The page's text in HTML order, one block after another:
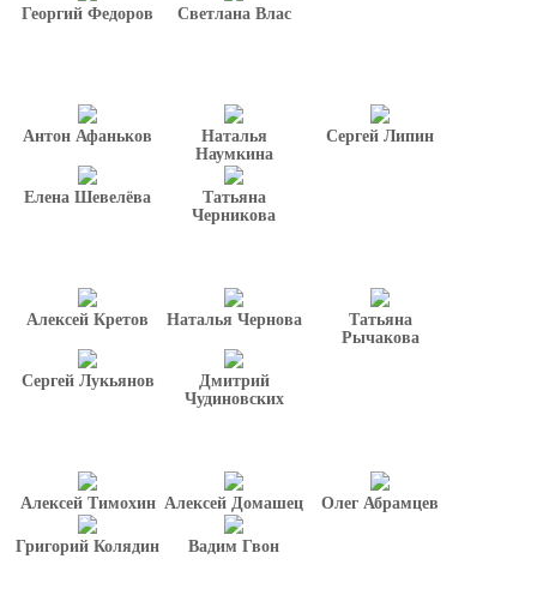
Георгий Федоров Светлана Влас
Антон Афаньков
Наталья
Наумкина
Сергей Липин
Елена Шевелёва
Татьяна
Черникова
Алексей Кретов Наталья Чернова
Татьяна
Рычакова
Сергей Лукьянов
Дмитрий
Чудиновских
Алексей Тимохин Алексей Домашец Олег Абрамцев
Григорий Колядин Вадим Гвон